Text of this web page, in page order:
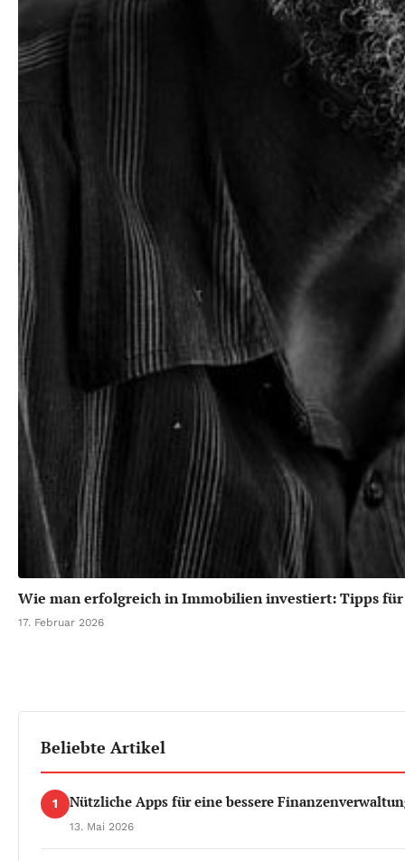
Wie man erfolgreich in Immobilien investiert: Tipps
17. Februar 2026
Beliebte Artikel
1 Nützliche Apps für eine bessere
13. Mai 2026